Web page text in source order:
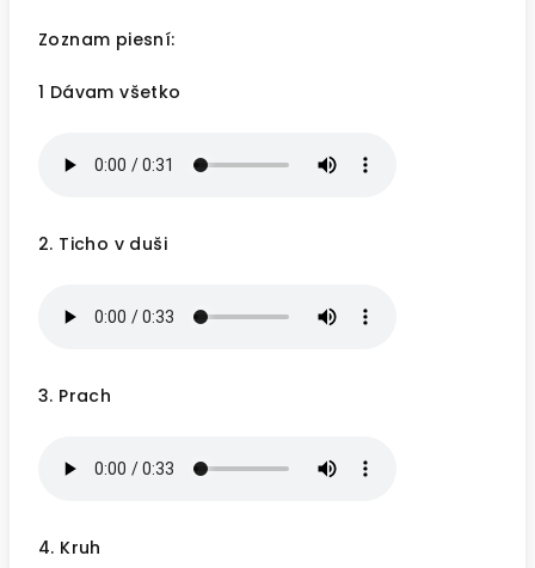
Zoznam piesní:
1 Dávam všetko
2. Ticho v duši
3. Prach
4. Kruh